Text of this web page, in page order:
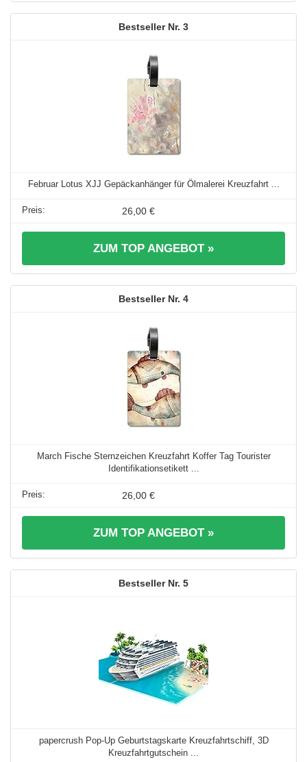
3
Februar Lotus XJJ Gepäckanhänger für Ölmalerei Kreuzfahrt ...
26,00 €
ZUM TOP ANGEBOT »
4
March Fische Sternzeichen Kreuzfahrt Koffer Tag Tourister
Identifikationsetikett ...
26,00 €
ZUM TOP ANGEBOT »
5
papercrush Pop-Up Geburtstagskarte Kreuzfahrtschiff, 3D
Kreuzfahrtgutschein ...